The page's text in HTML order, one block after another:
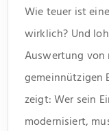
Wie teuer ist
wirklich? Und
Auswertung von
gemeinnützigen
zeigt: Wer sein
modernisiert,